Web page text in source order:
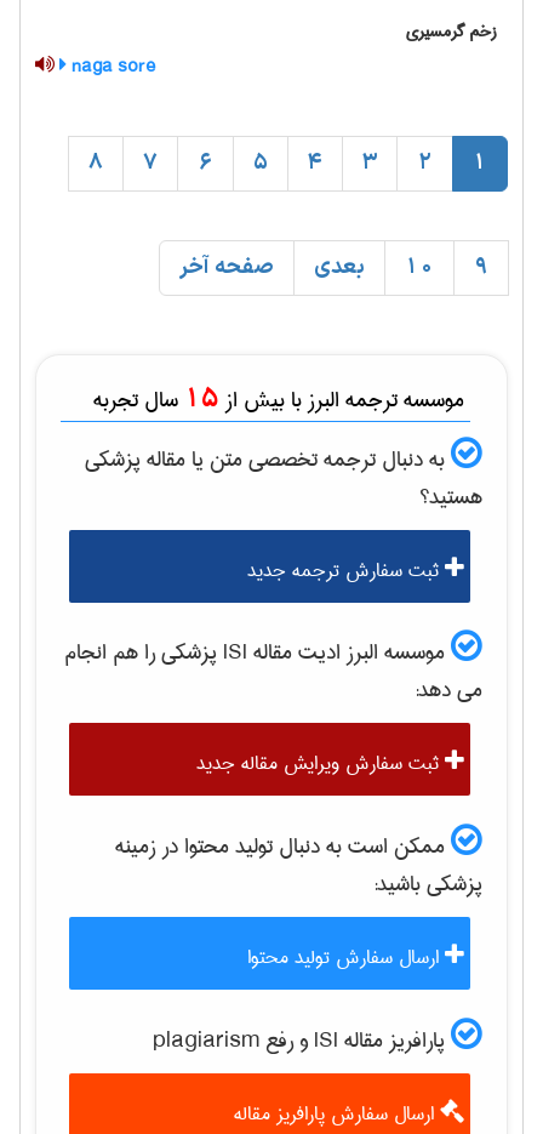
زخم گرمسیری
naga sore
1
2
3
4
5
6
7
8
9
10 بعدی صفحه آخر
موسسه ترجمه البرز با بیش از 15 سال تجربه
به دنبال ترجمه تخصصی متن یا مقالهپزشكی
هستید؟
ثبت سفارش ترجمه جدید
موسسه البرز ادیت مقاله ISI پزشكیرا هم انجام
می دهد:
ثبت سفارش ویرایش مقاله جدید
ممکن است به دنبال تولید محتوا در زمینه
پزشكیباشید:
ارسال سفارش تولید محتوا
پارافریز مقاله ISI و رفع plagiarism
ارسال سفارش پارافریز مقاله